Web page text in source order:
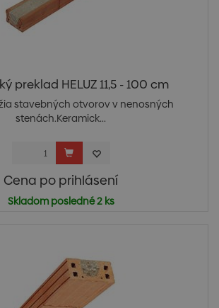
preklad HELUZ 11,5 - 100 cm
stavebných otvorov v nenosných
stenách.Keramick...
Cena po prihlásení
Skladom posledné 2 ks